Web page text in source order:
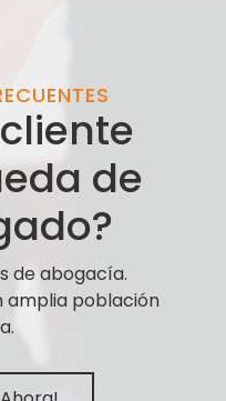
de
de abogacía.
amplia población